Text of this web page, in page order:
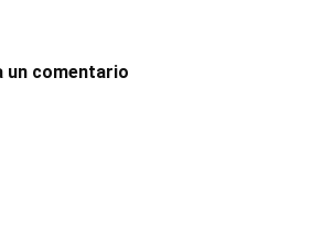
un comentario